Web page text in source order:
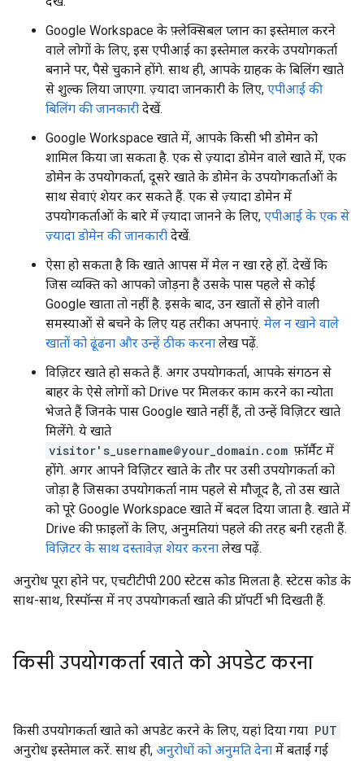
Google Workspace के फ़्लेक्सिबल प्लान का इस्तेमाल करने
वाले लोगों के लिए, इस एपीआई का इस्तेमाल करके उपयोगकर्ता
बनाने पर, पैसे चुकाने होंगे. साथ ही, आपके ग्राहक के बिलिंग खाते
से शुल्क लिया जाएगा. ज़्यादा जानकारी के लिए, एपीआई की
बिलिंग की जानकारी देखें.
Google Workspace खाते में, आपके किसी भी डोमेन को
शामिल किया जा सकता है. एक से ज़्यादा डोमेन वाले खाते में, एक
डोमेन के उपयोगकर्ता, दूसरे खाते के डोमेन के उपयोगकर्ताओं के
साथ सेवाएं शेयर कर सकते हैं. एक से ज़्यादा डोमेन में
उपयोगकर्ताओं के बारे में ज़्यादा जानने के लिए, एपीआई के एक से
ज़्यादा डोमेन की जानकारी देखें.
ऐसा हो सकता है कि खाते आपस में मेल न खा रहे हों. देखें कि
जिस व्यक्ति को आपको जोड़ना है उसके पास पहले से कोई
Google खाता तो नहीं है. इसके बाद, उन खातों से होने वाली
समस्याओं से बचने के लिए यह तरीका अपनाएं. मेल न खाने वाले
खातों को ढूंढना और उन्हें ठीक करना लेख पढ़ें.
विज़िटर खाते हो सकते हैं. अगर उपयोगकर्ता, आपके संगठन से
बाहर के ऐसे लोगों को Drive पर मिलकर काम करने का न्योता
भेजते हैं जिनके पास Google खाते नहीं हैं, तो उन्हें विज़िटर खाते
मिलेंगे. ये खाते
visitor's_username@your_domain.com फ़ॉर्मैट में
होंगे. अगर आपने विज़िटर खाते के तौर पर उसी उपयोगकर्ता को
जोड़ा है जिसका उपयोगकर्ता नाम पहले से मौजूद है, तो उस खाते
को पूरे Google Workspace खाते में बदल दिया जाता है. खाते में
Drive की फ़ाइलों के लिए, अनुमतियां पहले की तरह बनी रहती हैं.
विज़िटर के साथ दस्तावेज़ शेयर करना लेख पढ़ें.
अनुरोध पूरा होने पर, एचटीटीपी 200 स्टेटस कोड मिलता है. स्टेटस कोड के
साथ-साथ, रिस्पॉन्स में नए उपयोगकर्ता खाते की प्रॉपर्टी भी दिखती हैं.
किसी उपयोगकर्ता खाते को अपडेट करना
किसी उपयोगकर्ता खाते को अपडेट करने के लिए, यहां दिया गया PUT
अनुरोध इस्तेमाल करें. साथ ही, अनुरोधों को अनुमति देना में बताई गई